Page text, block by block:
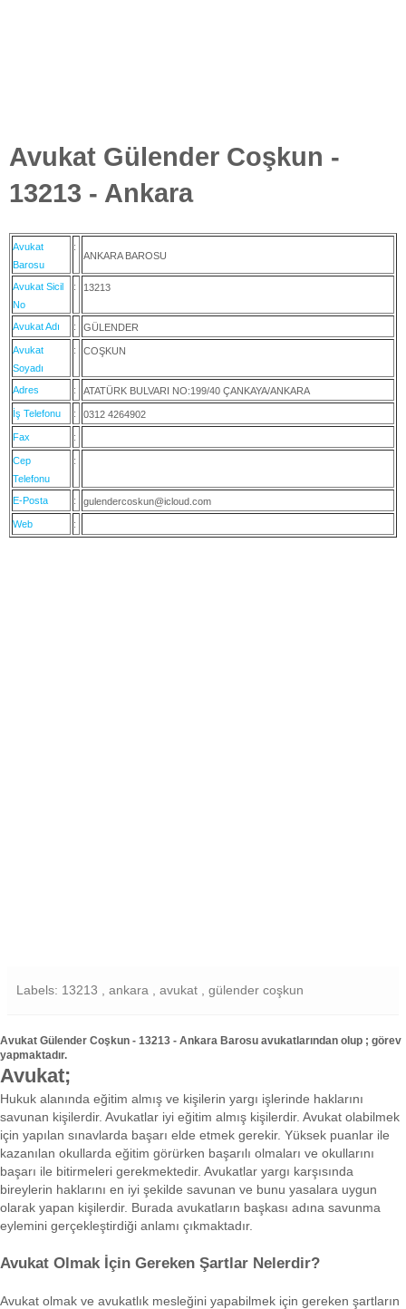
Avukat Gülender Coşkun -
13213 - Ankara
Avukat
Barosu
:
ANKARA BAROSU
Avukat Sicil
No
: 13213
Avukat Adı : GÜLENDER
Avukat
Soyadı
: COŞKUN
Adres : ATATÜRK BULVARI NO:199/40 ÇANKAYA/ANKARA
İş Telefonu : 0312 4264902
Fax :
Cep
Telefonu
:
E-Posta : gulendercoskun@icloud.com
Web :
Labels: 13213 , ankara , avukat , gülender coşkun
Avukat Gülender Coşkun - 13213 - Ankara Barosu avukatlarından olup ; görev
yapmaktadır.
Avukat;
Hukuk alanında eğitim almış ve kişilerin yargı işlerinde haklarını
savunan kişilerdir. Avukatlar iyi eğitim almış kişilerdir. Avukat olabilmek
için yapılan sınavlarda başarı elde etmek gerekir. Yüksek puanlar ile
kazanılan okullarda eğitim görürken başarılı olmaları ve okullarını
başarı ile bitirmeleri gerekmektedir. Avukatlar yargı karşısında
bireylerin haklarını en iyi şekilde savunan ve bunu yasalara uygun
olarak yapan kişilerdir. Burada avukatların başkası adına savunma
eylemini gerçekleştirdiği anlamı çıkmaktadır.
Avukat Olmak İçin Gereken Şartlar Nelerdir?
Avukat olmak ve avukatlık mesleğini yapabilmek için gereken şartların